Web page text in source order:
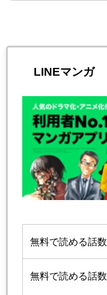
LINEマンガ
無料で読める話数
無料で読める話数